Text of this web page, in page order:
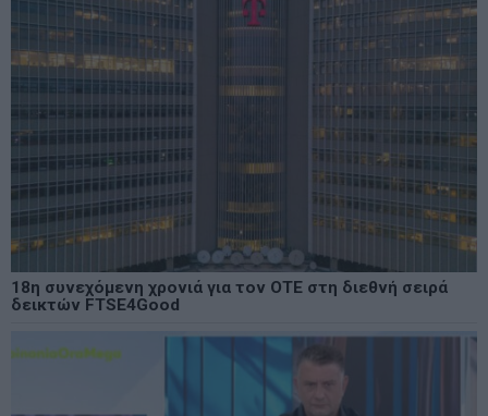
18η συνεχόμενη χρονιά για τον ΟΤΕ στη διεθνή σειρά
δεικτών FTSE4Good